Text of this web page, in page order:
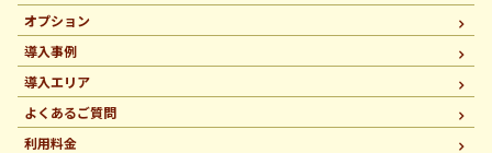
オプション
導入事例
導入エリア
よくあるご質問
利用料金